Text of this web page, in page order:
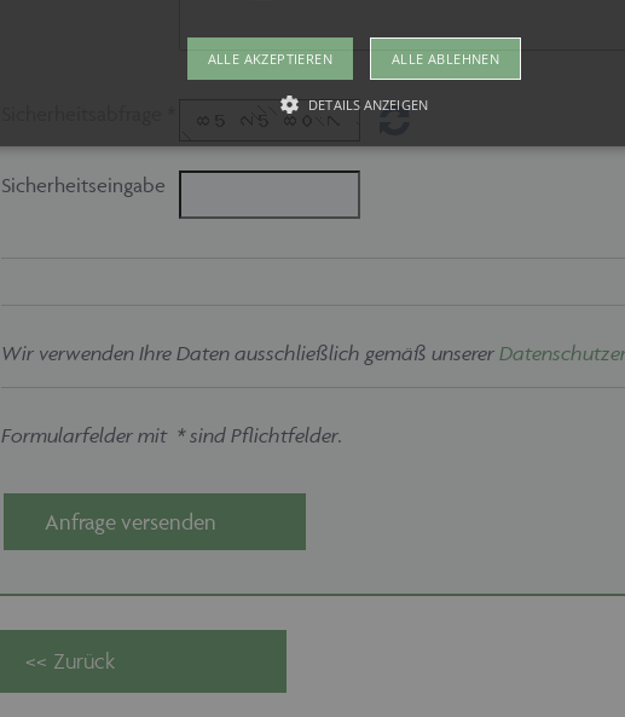
Sicherheitseingabe
Wir verwenden Ihre Daten ausschließlich gemäß unserer
Formularfelder mit * sind Pflichtfelder.
Anfrage versenden
ALLE AKZEPTIEREN ALLE ABLEHNEN
DETAILS ANZEIGEN
fuer-holz.de
Dieses Cookie wird von maschinen-fuer-holz.de
Spracheinstellungen für Besucher der Webseite zu
fuer-holz.de